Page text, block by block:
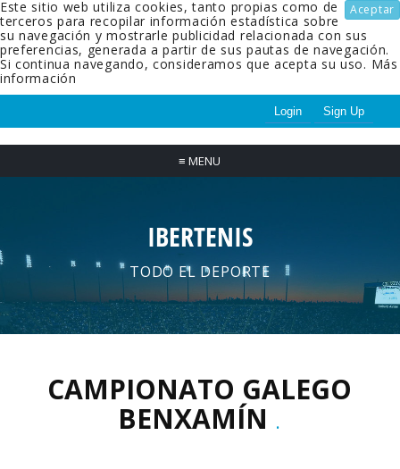
Aceptar
Este sitio web utiliza cookies, tanto propias como de
terceros para recopilar información estadística sobre
su navegación y mostrarle publicidad relacionada con sus
preferencias, generada a partir de sus pautas de navegación.
Si continua navegando, consideramos que acepta su uso. Más
información
Login Sign Up
≡ MENU
IBERTENIS
TODO EL DEPORTE
CAMPIONATO GALEGO
BENXAMÍN .